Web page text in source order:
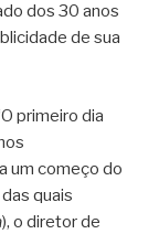
dos 30 anos
de sua
primeiro dia
um começo do
quais
), o diretor de